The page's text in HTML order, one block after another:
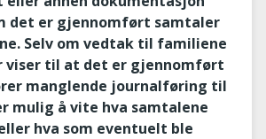
det er gjennomført samtaler
Selv om vedtak til familiene
viser til at det er gjennomført
manglende journalføring til
mulig å vite hva samtalene
hva som eventuelt ble